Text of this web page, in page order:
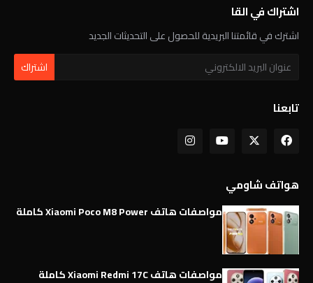
اشتراك في القا
اشترك في قائمتنا البريدية للحصول على التحديثات الجديد
تابعنا
هواتف شاومي
مواصفات هاتف Xiaomi Poco M8 Power كاملة
مواصفات هاتف Xiaomi Redmi 17C كاملة